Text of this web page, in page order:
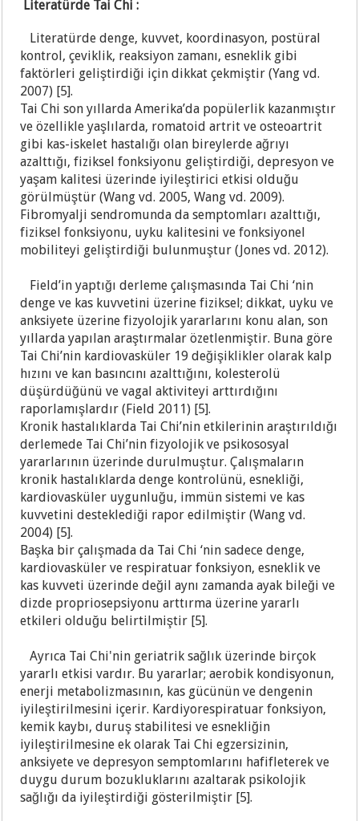
Literatürde Tai Chi :
Literatürde denge, kuvvet, koordinasyon, postüral
kontrol, çeviklik, reaksiyon zamanı, esneklik gibi
faktörleri geliştirdiği için dikkat çekmiştir (Yang vd.
2007) [5].
Tai Chi son yıllarda Amerika’da popülerlik kazanmıştır
ve özellikle yaşlılarda, romatoid artrit ve osteoartrit
gibi kas-iskelet hastalığı olan bireylerde ağrıyı
azalttığı, fiziksel fonksiyonu geliştirdiği, depresyon ve
yaşam kalitesi üzerinde iyileştirici etkisi olduğu
görülmüştür (Wang vd. 2005, Wang vd. 2009).
Fibromyalji sendromunda da semptomları azalttığı,
fiziksel fonksiyonu, uyku kalitesini ve fonksiyonel
mobiliteyi geliştirdiği bulunmuştur (Jones vd. 2012).
Field’in yaptığı derleme çalışmasında Tai Chi ‘nin
denge ve kas kuvvetini üzerine fiziksel; dikkat, uyku ve
anksiyete üzerine fizyolojik yararlarını konu alan, son
yıllarda yapılan araştırmalar özetlenmiştir. Buna göre
Tai Chi’nin kardiovasküler 19 değişiklikler olarak kalp
hızını ve kan basıncını azalttığını, kolesterolü
düşürdüğünü ve vagal aktiviteyi arttırdığını
raporlamışlardır (Field 2011) [5].
Kronik hastalıklarda Tai Chi’nin etkilerinin araştırıldığı
derlemede Tai Chi’nin fizyolojik ve psikososyal
yararlarının üzerinde durulmuştur. Çalışmaların
kronik hastalıklarda denge kontrolünü, esnekliği,
kardiovasküler uygunluğu, immün sistemi ve kas
kuvvetini desteklediği rapor edilmiştir (Wang vd.
2004) [5].
Başka bir çalışmada da Tai Chi ‘nin sadece denge,
kardiovasküler ve respiratuar fonksiyon, esneklik ve
kas kuvveti üzerinde değil aynı zamanda ayak bileği ve
dizde propriosepsiyonu arttırma üzerine yararlı
etkileri olduğu belirtilmiştir [5].
Ayrıca Tai Chi'nin geriatrik sağlık üzerinde birçok
yararlı etkisi vardır. Bu yararlar; aerobik kondisyonun,
enerji metabolizmasının, kas gücünün ve dengenin
iyileştirilmesini içerir. Kardiyorespiratuar fonksiyon,
kemik kaybı, duruş stabilitesi ve esnekliğin
iyileştirilmesine ek olarak Tai Chi egzersizinin,
anksiyete ve depresyon semptomlarını hafifleterek ve
duygu durum bozukluklarını azaltarak psikolojik
sağlığı da iyileştirdiği gösterilmiştir [5].